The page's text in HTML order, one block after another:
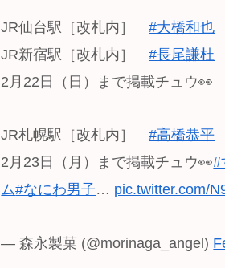
JR仙台駅［改札内］#大橋和也
JR新宿駅［改札内］#長尾謙杜
2月22日（日）まで掲載チュウ👀
JR札幌駅［改札内］#高橋恭平
2月23日（月）まで掲載チュウ👀#
ム#なにわ男子… pic.twitter.com/
— 森永製菓 (@morinaga_angel)